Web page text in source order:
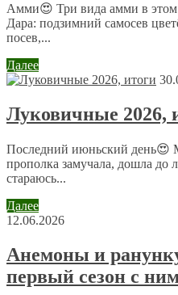
Email*
Сайт
персональных данных.
Амми😍 Три вида амми в
Дара: подзимний самосев
посев,...
Далее
Луковичные 2026,
Последний июньский день😍
прополка замучала, дошла до
стараюсь...
Далее
12.06.2026
Анемоны и
первый сезон с